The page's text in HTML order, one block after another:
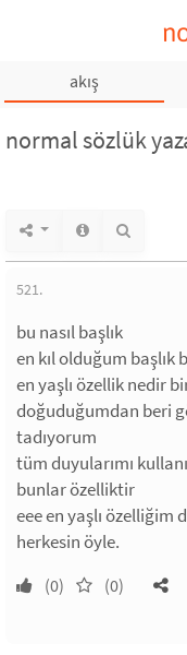
akış
normal sözlük
521.
bu nasıl başlık
en kıl olduğum başlık
en yaşlı özellik nedir
doğuduğumdan beri
tadıyorum
tüm duyularımı
bunlar özelliktir
eee en yaşlı özelliğim
herkesin öyle.
(0) (0)